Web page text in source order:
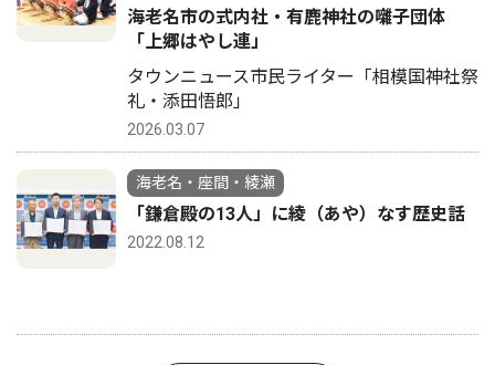
海老名市の式内社・有鹿神社の囃子団体
「上郷はやし連」
タウンニュース市民ライター「相模国神社祭
礼・添田悟郎」
2026.03.07
海老名・座間・綾瀬
「鎌倉殿の13人」に綾（あや）なす歴史話
2022.08.12